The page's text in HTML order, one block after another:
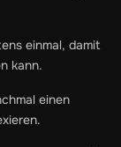
einmal, damit
kann.
einen